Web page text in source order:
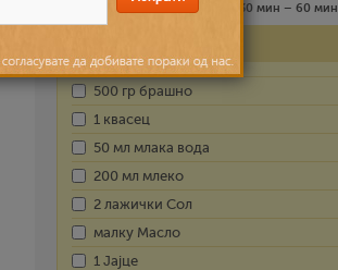
Средно 4 лица 30 мин – 60 мин
500 гр брашно
1 квасец
50 мл млака вода
200 мл млеко
2 лажички Сол
малку Масло
1 Јајце